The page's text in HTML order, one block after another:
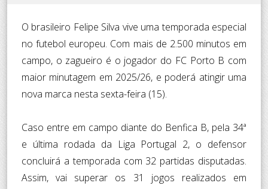
O brasileiro Felipe Silva vive uma temporada especial
no futebol europeu. Com mais de 2.500 minutos em
campo, o zagueiro é o jogador do FC Porto B com
maior minutagem em 2025/26, e poderá atingir uma
nova marca nesta sexta-feira (15).
Caso entre em campo diante do Benfica B, pela 34ª
e última rodada da Liga Portugal 2, o defensor
concluirá a temporada com 32 partidas disputadas.
Assim, vai superar os 31 jogos realizados em